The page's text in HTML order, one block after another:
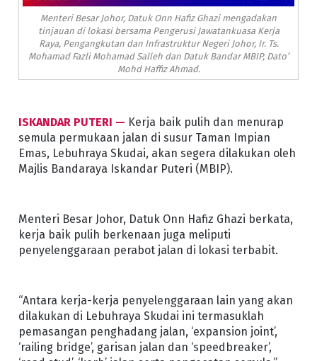
Menteri Besar Johor, Datuk Onn Hafiz Ghazi mengadakan
tinjauan di lokasi bersama Pengerusi Jawatankuasa Kerja
Raya, Pengangkutan dan Infrastruktur Negeri Johor, Ir. Ts.
Mohamad Fazli Mohamad Salleh dan Datuk Bandar MBIP, Dato’
Mohd Haffiz Ahmad.
ISKANDAR PUTERI — Kerja baik pulih dan menurap
semula permukaan jalan di susur Taman Impian
Emas, Lebuhraya Skudai, akan segera dilakukan oleh
Majlis Bandaraya Iskandar Puteri (MBIP).
Menteri Besar Johor, Datuk Onn Hafiz Ghazi berkata,
kerja baik pulih berkenaan juga meliputi
penyelenggaraan perabot jalan di lokasi terbabit.
“Antara kerja-kerja penyelenggaraan lain yang akan
dilakukan di Lebuhraya Skudai ini termasuklah
pemasangan penghadang jalan, ‘expansion joint’,
‘railing bridge’, garisan jalan dan ‘speedbreaker’,